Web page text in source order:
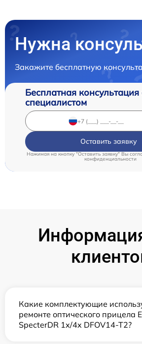
Нужна
Закажите бесплатную
Бесплатная консультация
специалистом
Оставить заявку
Нажимая на кнопку "Оставить заявку" Вы
конфиденциальности
Какие комплектующие
ремонте оптического прицела
SpecterDR 1x/4x DFOV14-T2?